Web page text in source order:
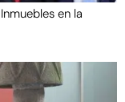
en la